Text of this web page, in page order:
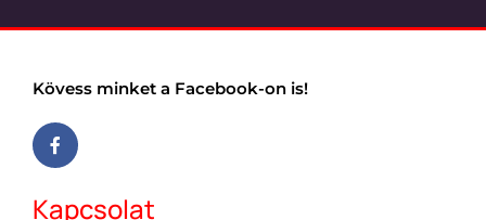
Kövess minket a Facebook-on is!
Kapcsolat